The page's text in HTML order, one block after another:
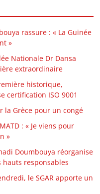
rassure : « La Guinée
»
Nationale Dr Dansa
extraordinaire
historique,
certification ISO 9001
la Grèce pour un congé
: « Je viens pour
»
Doumbouya réorganise
responsables
le SGAR apporte un